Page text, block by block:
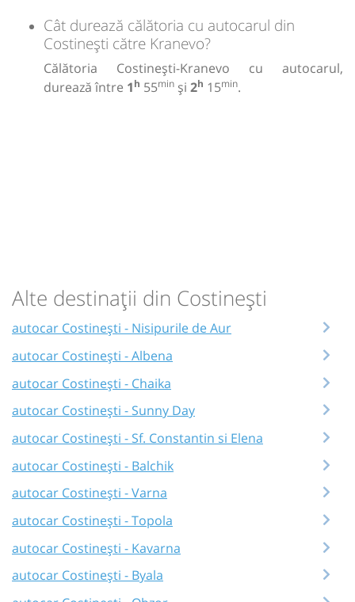
Cât durează călătoria cu autocarul din
Costinești către Kranevo?
Călătoria Costinești-Kranevo cu autocarul,
durează între 1h 55min și 2h 15min.
Alte destinații din Costinești
autocar Costinești - Nisipurile de Aur
autocar Costinești - Albena
autocar Costinești - Chaika
autocar Costinești - Sunny Day
autocar Costinești - Sf. Constantin si Elena
autocar Costinești - Balchik
autocar Costinești - Varna
autocar Costinești - Topola
autocar Costinești - Kavarna
autocar Costinești - Byala